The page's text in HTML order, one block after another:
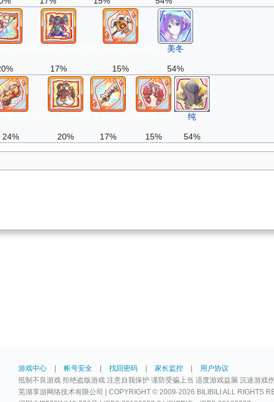
17% 15%
美冬
54%
24% 20% 17% 15%
纯
54%
游戏中心 | 帐号安全 | 找回密码 | 家长监控 |
用户协议
抵制不良游戏 拒绝盗版游戏 注意自我保护 谨防受骗上当 适度游戏益脑 沉迷游戏
芜湖享游网络技术有限公司 | COPYRIGHT © 2009-2026 BILIBILI ALL RIGHTS